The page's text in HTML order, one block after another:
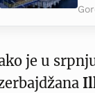
je u